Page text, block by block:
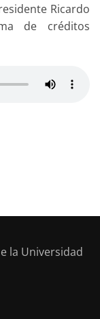
Ricardo
de créditos
la Universidad